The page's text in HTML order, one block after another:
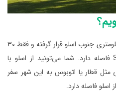
سارپسبورگ در بزرگراه E6 نروژ، 90 کیلومتری جنوب اسلو قرار گرفته و فقط 30
کیلومتر از مرز سوئد در Svinesund فاصله دارد. شما می‌تونید از اسلو با
مثل قطار یا اتوبوس به این شهر سفر